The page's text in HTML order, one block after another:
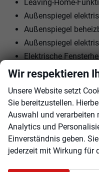
Leaving-Home-
Außenspiegel
Außenspiegel
Außenspiegel
Elektrische
Polsterstoff
Armlehnen vorne
ISOFIX am
Rücksitzbank teilbar
Lenkrad
Wir respektieren
Unsere Website setzt
Sie bereitzustellen.
Auswahl und verarbeiten
Analytics und
Einverständnis geben.
jederzeit mit Wirkung für